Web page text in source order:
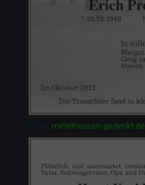
mittelhessen-gedenkt.de